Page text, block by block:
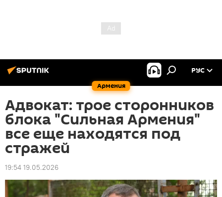
Армения
РУС
Адвокат: трое сторонников
блока "Сильная Армения"
все еще находятся под
стражей
19:54 19.05.2026